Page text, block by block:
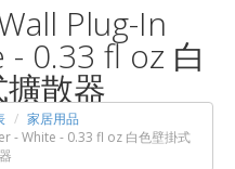
Plug-In
0.33 fl oz 白
散器
家居用品
- White - 0.33 fl oz 白色壁掛式